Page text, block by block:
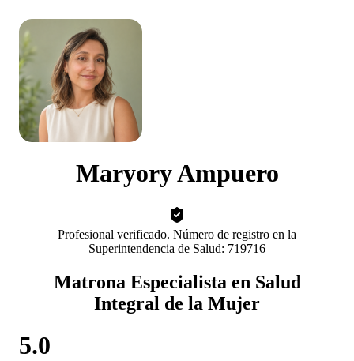
Maryory Ampuero
Profesional verificado. Número de registro en la
Superintendencia de Salud: 719716
Matrona Especialista en Salud
Integral de la Mujer
5.0